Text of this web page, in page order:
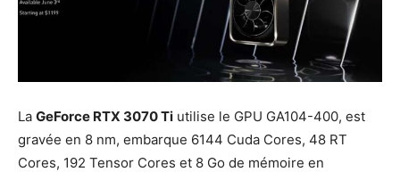
La GeForce RTX 3070 Ti utilise le GPU GA104-400, est
gravée en 8 nm, embarque 6144 Cuda Cores, 48 RT
Cores, 192 Tensor Cores et 8 Go de mémoire en